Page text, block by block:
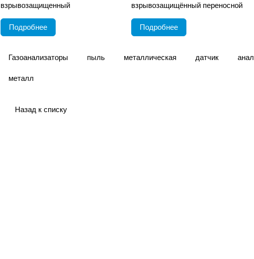
взрывозащищенный
Подробнее
взрывозащищённый переносной
Подробнее
Газоанализаторы пыль металлическая датчик
металл
Назад к списку